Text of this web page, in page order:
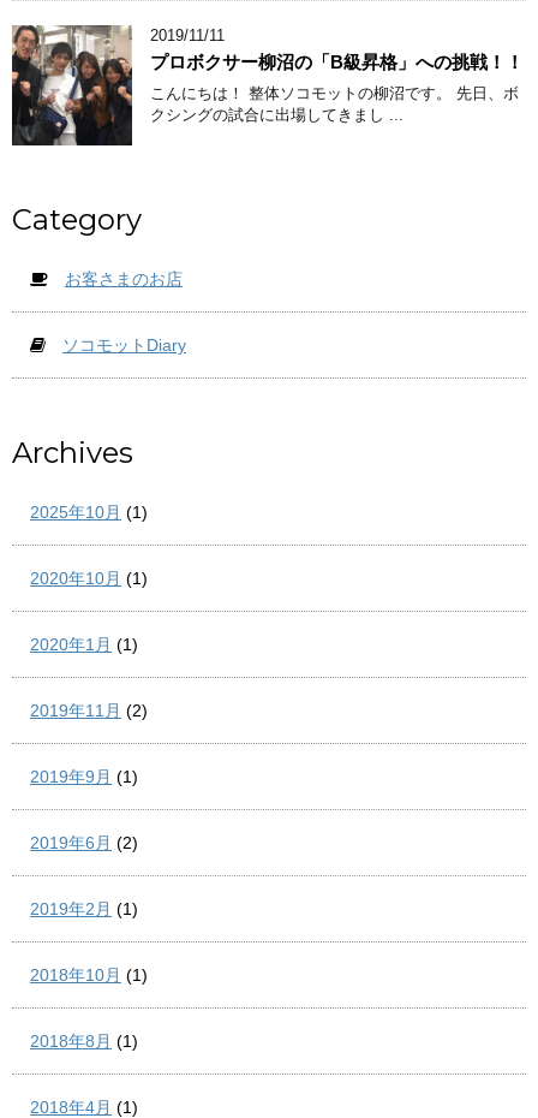
2019/11/11
プロボクサー柳沼の「B級昇格」への挑戦！！
こんにちは！ 整体ソコモットの柳沼です。 先日、ボ
クシングの試合に出場してきまし ...
Category
お客さまのお店
ソコモットDiary
Archives
2025年10月 (1)
2020年10月 (1)
2020年1月 (1)
2019年11月 (2)
2019年9月 (1)
2019年6月 (2)
2019年2月 (1)
2018年10月 (1)
2018年8月 (1)
2018年4月 (1)